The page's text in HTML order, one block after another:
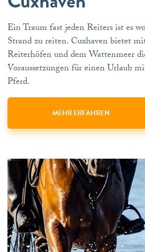
Ein Traum fast jeden Reiters ist es
Strand zu reiten. Cuxhaven bietet
Reiterhöfen und dem Wattenmeer
Voraussetzungen für einen Urlaub
Pferd.
MEHR ERFAHREN